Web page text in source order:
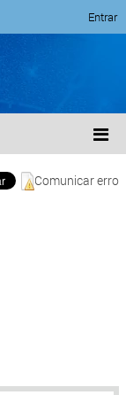
Entrar
Comunicar erro